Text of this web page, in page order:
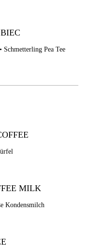
MILK
Kondensmilch
Kaffee (mit Alc.
Schmetterling Pea Tee
MILK
Kondensmilch